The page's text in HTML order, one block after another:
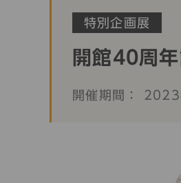
特別企画展
開館40周
開催期間：